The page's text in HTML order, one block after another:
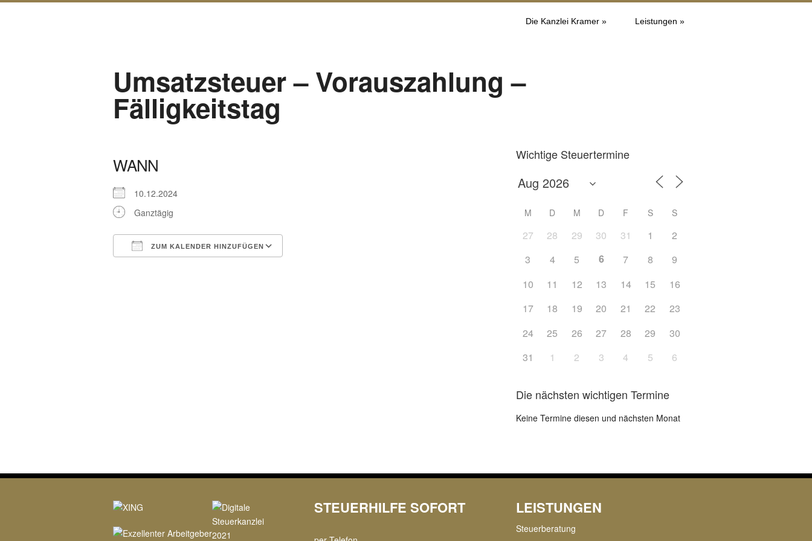
Die Kanzlei Kramer » Leistungen »
Umsatzsteuer – Vorauszahlung –
Fälligkeitstag
WANN
10.12.2024
Ganztägig
ZUM KALENDER HINZUFÜGEN
Wichtige Steuertermine
M D M D F S S
27 28 29 30 31 1
2
3
4 5 6 7 8
9
10
11 12 13 14 15
16
17
18 19 20 21 22
23
24
25 26 27 28 29
30
31
1 2 3 4 5 6
Die nächsten wichtigen Termine
Keine Termine diesen und nächsten Monat
STEUERHILFE SOFORT LEISTUNGEN
Steuerberatung